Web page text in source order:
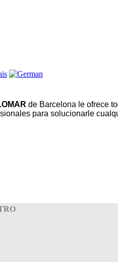
de Barcelona le ofrece
para solucionarle